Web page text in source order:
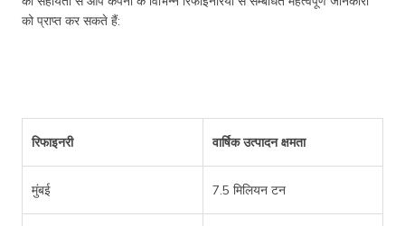
को प्राप्त कर सकते हैं:
रिफाइनरी वार्षिक उत्पादन क्षमता
मुंबई 7.5 मिलियन टन